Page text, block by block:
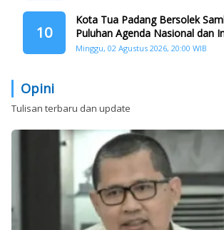
10
Kota Tua Padang Bersolek
Puluhan Agenda Nasional dan
Siap Digelar
Minggu, 02 Agustus 2026, 20:00 WIB
Opini
Tulisan terbaru dan update